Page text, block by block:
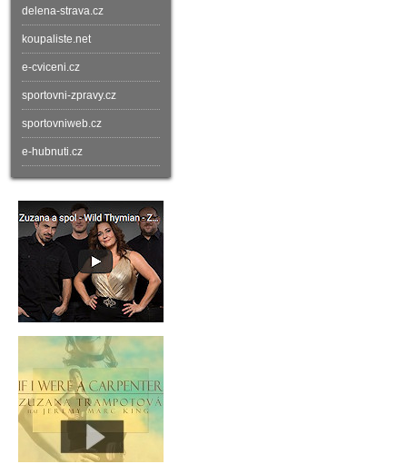
delena-strava.cz
koupaliste.net
e-cviceni.cz
sportovni-zpravy.cz
sportovniweb.cz
e-hubnuti.cz